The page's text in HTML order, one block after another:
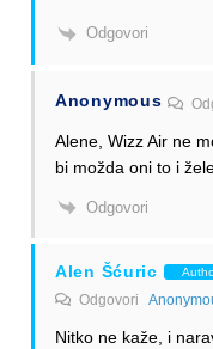
Odgovori
Anonymous
Alene, Wizz Air ne
bi možda oni to i
Odgovori
Alen Šćuric
Odgovori
Nitko ne kaže, i